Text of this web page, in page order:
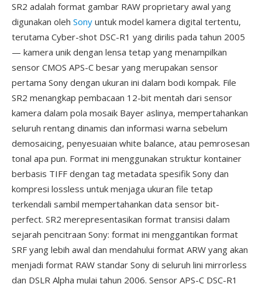
SR2 adalah format gambar RAW proprietary awal yang
digunakan oleh Sony untuk model kamera digital tertentu,
terutama Cyber-shot DSC-R1 yang dirilis pada tahun 2005
— kamera unik dengan lensa tetap yang menampilkan
sensor CMOS APS-C besar yang merupakan sensor
pertama Sony dengan ukuran ini dalam bodi kompak. File
SR2 menangkap pembacaan 12-bit mentah dari sensor
kamera dalam pola mosaik Bayer aslinya, mempertahankan
seluruh rentang dinamis dan informasi warna sebelum
demosaicing, penyesuaian white balance, atau pemrosesan
tonal apa pun. Format ini menggunakan struktur kontainer
berbasis TIFF dengan tag metadata spesifik Sony dan
kompresi lossless untuk menjaga ukuran file tetap
terkendali sambil mempertahankan data sensor bit-
perfect. SR2 merepresentasikan format transisi dalam
sejarah pencitraan Sony: format ini menggantikan format
SRF yang lebih awal dan mendahului format ARW yang akan
menjadi format RAW standar Sony di seluruh lini mirrorless
dan DSLR Alpha mulai tahun 2006. Sensor APS-C DSC-R1